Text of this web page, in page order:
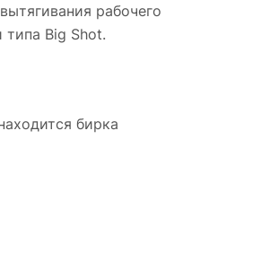
рабочего
Big Shot.
бирка